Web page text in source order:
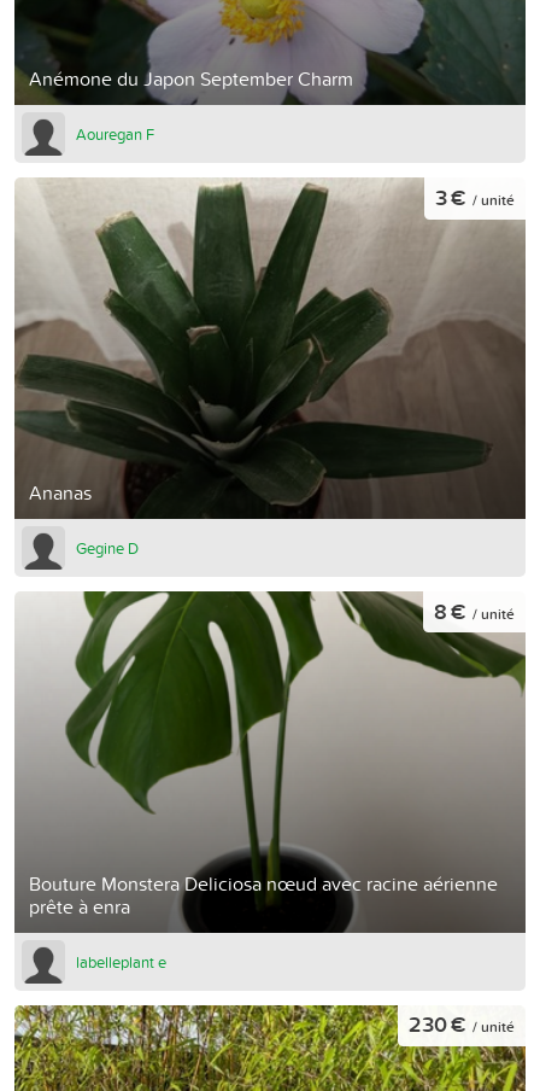
Anémone du Japon September Charm
Aouregan F
Ananas
3 € / unité
Gegine D
Bouture Monstera Deliciosa nœud avec racine aérienne
prête à enra
8 € / unité
labelleplant e
230 € / unité